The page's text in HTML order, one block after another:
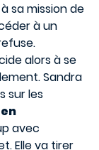
sa mission de
à un
alors à se
Sandra
sur les
avec
Elle va tirer